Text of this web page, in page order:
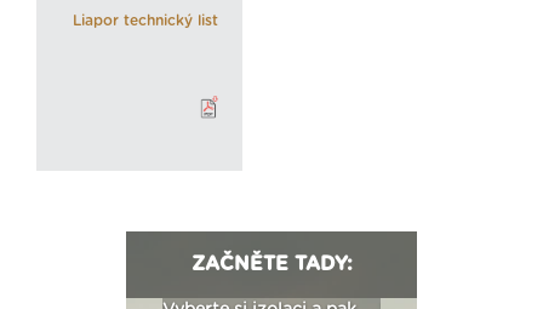
Liapor technický list
ZAČNĚTE TADY: